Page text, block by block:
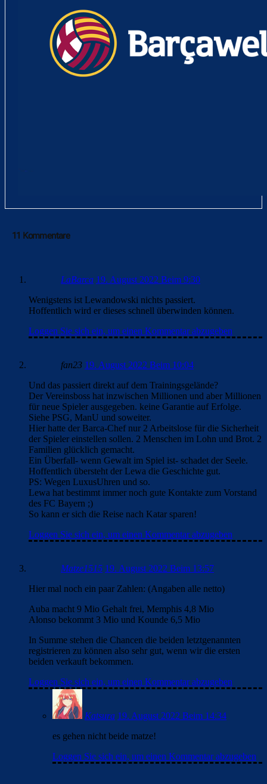
11 Kommentare
LaBarca 19. August 2022 Beim 9:30
Wenigstens ist Lewandowski nichts passiert.
Hoffentlich wird er dieses schnell überwinden können.
Loggen Sie sich ein, um einen Kommentar abzugeben
fan23 19. August 2022 Beim 10:04
Und das passiert direkt auf dem Trainingsgelände?
Der Vereinsboss hat inzwischen Millionen und aber Millionen
für neue Spieler ausgegeben. keine Garantie auf Erfolge.
Siehe PSG, ManU und soweiter.
Hier hatte der Barca-Chef nur 2 Arbeitslose für die Sicherheit
der Spieler einstellen sollen. 2 Menschen im Lohn und Brot. 2
Familien glücklich gemacht.
Ein Überfall- wenn Gewalt im Spiel ist- schadet der Seele.
Hoffentlich übersteht der Lewa die Geschichte gut.
PS: Wegen LuxusUhren und so.
Lewa hat bestimmt immer noch gute Kontakte zum Vorstand
des FC Bayern ;)
So kann er sich die Reise nach Katar sparen!
Loggen Sie sich ein, um einen Kommentar abzugeben
Matze1515 19. August 2022 Beim 13:57
Hier mal noch ein paar Zahlen: (Angaben alle netto)
Auba macht 9 Mio Gehalt frei, Memphis 4,8 Mio
Alonso bekommt 3 Mio und Kounde 6,5 Mio
In Summe stehen die Chancen die beiden letztgenannten
registrieren zu können also sehr gut, wenn wir die ersten
beiden verkauft bekommen.
Loggen Sie sich ein, um einen Kommentar abzugeben
Katsura 19. August 2022 Beim 14:34
es gehen nicht beide matze!
Loggen Sie sich ein, um einen Kommentar abzugeben